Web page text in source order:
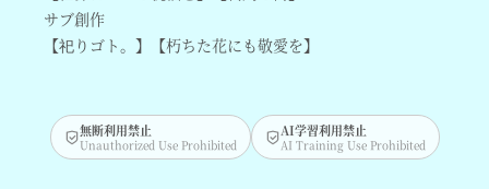
サブ創作
【祀りゴト。】【朽ちた花にも敬愛を】
無断利用禁止
Unauthorized Use Prohibited
AI学習利用禁止
AI Training Use Prohibited